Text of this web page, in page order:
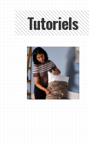
Tutoriels